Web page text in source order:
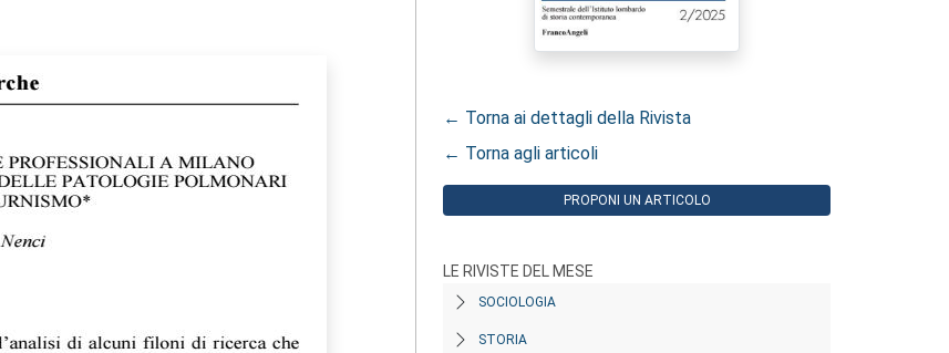
← Torna ai dettagli della Rivista
← Torna agli articoli
PROPONI UN ARTICOLO
LE RIVISTE DEL MESE
SOCIOLOGIA
STORIA